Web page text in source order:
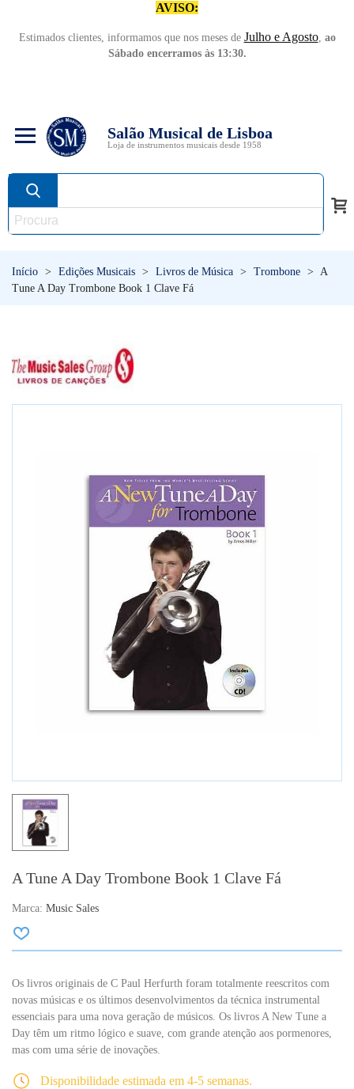
AVISO:
Estimados clientes, informamos que nos meses de Julho e Agosto, ao
Sábado encerramos às 13:30.
Salão Musical de Lisboa
Loja de instrumentos musicais desde 1958
Início > Edições Musicais > Livros de Música > Trombone > A
Tune A Day Trombone Book 1 Clave Fá
A Tune A Day Trombone Book 1 Clave Fá
Marca: Music Sales
Os livros originais de C Paul Herfurth foram totalmente reescritos com
novas músicas e os últimos desenvolvimentos da técnica instrumental
essenciais para uma nova geração de músicos. Os livros A New Tune a
Day têm um ritmo lógico e suave, com grande atenção aos pormenores,
mas com uma série de inovações.
Disponibilidade estimada em 4-5 semanas.